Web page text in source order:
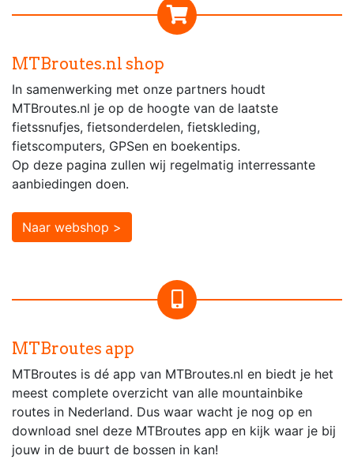
MTBroutes.nl shop
In samenwerking met onze partners houdt
MTBroutes.nl je op de hoogte van de laatste
fietssnufjes, fietsonderdelen, fietskleding,
fietscomputers, GPSen en boekentips.
Op deze pagina zullen wij regelmatig interressante
aanbiedingen doen.
Naar webshop >
MTBroutes app
MTBroutes is dé app van MTBroutes.nl en biedt je het
meest complete overzicht van alle mountainbike
routes in Nederland. Dus waar wacht je nog op en
download snel deze MTBroutes app en kijk waar je bij
jouw in de buurt de bossen in kan!